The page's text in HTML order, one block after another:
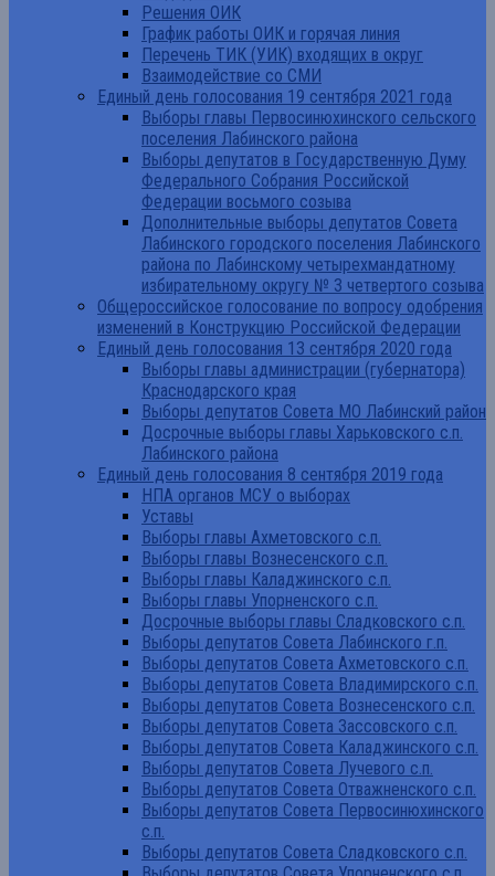
Решения ОИК
График работы ОИК и горячая линия
Перечень ТИК (УИК) входящих в округ
Взаимодействие со СМИ
Единый день голосования 19 сентября 2021 года
Выборы главы Первосинюхинского сельского
поселения Лабинского района
Выборы депутатов в Государственную Думу
Федерального Собрания Российской
Федерации восьмого созыва
Дополнительные выборы депутатов Совета
Лабинского городского поселения Лабинского
района по Лабинскому четырехмандатному
избирательному округу № 3 четвертого созыва
Общероссийское голосование по вопросу одобрения
изменений в Конструкцию Российской Федерации
Единый день голосования 13 сентября 2020 года
Выборы главы администрации (губернатора)
Краснодарского края
Выборы депутатов Совета МО Лабинский район
Досрочные выборы главы Харьковского с.п.
Лабинского района
Единый день голосования 8 сентября 2019 года
НПА органов МСУ о выборах
Уставы
Выборы главы Ахметовского с.п.
Выборы главы Вознесенского с.п.
Выборы главы Каладжинского с.п.
Выборы главы Упорненского с.п.
Досрочные выборы главы Сладковского с.п.
Выборы депутатов Совета Лабинского г.п.
Выборы депутатов Совета Ахметовского с.п.
Выборы депутатов Совета Владимирского с.п.
Выборы депутатов Совета Вознесенского с.п.
Выборы депутатов Совета Зассовского с.п.
Выборы депутатов Совета Каладжинского с.п.
Выборы депутатов Совета Лучевого с.п.
Выборы депутатов Совета Отважненского с.п.
Выборы депутатов Совета Первосинюхинского
с.п.
Выборы депутатов Совета Сладковского с.п.